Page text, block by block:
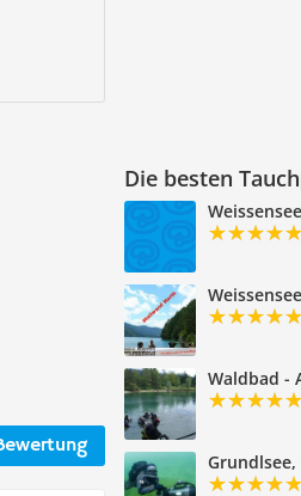
Die besten
Waldbad -